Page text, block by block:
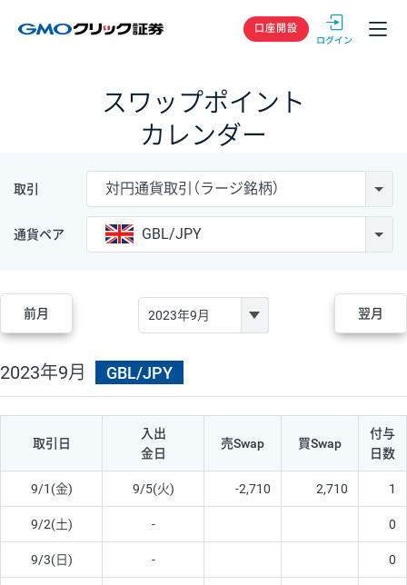
GMOクリック
口座開設
スワップポイント
カレンダー
取引 対円通貨取引（ラージ銘柄）
通貨ペア GBL/JPY
前月 翌月
2023年9月 GBL/JPY
取引日
入出
金日
売Swap 買Swap
付与
日数
9/1(金) 9/5(火) -2,710 2,710 1
9/2(土) - 0
9/3(日) - 0